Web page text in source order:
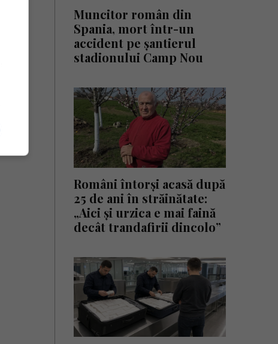
Muncitor român din
Spania, mort într-un
accident pe șantierul
stadionului Camp Nou
Români întorși acasă după
25 de ani în străinătate:
„Aici și urzica e mai faină
decât trandafirii dincolo”